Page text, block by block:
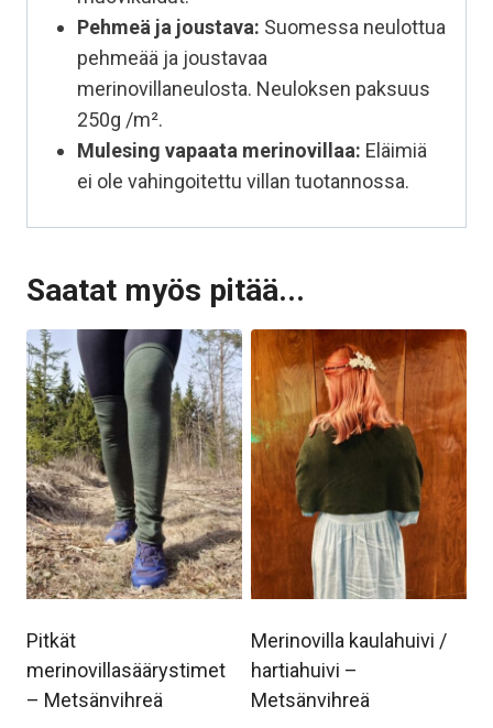
Pehmeä ja joustava: Suomessa neulottua
pehmeää ja joustavaa
merinovillaneulosta. Neuloksen paksuus
250g /m².
Mulesing vapaata merinovillaa: Eläimiä
ei ole vahingoitettu villan tuotannossa.
Saatat myös pitää...
Pitkät
merinovillasäärystimet
– Metsänvihreä
Merinovilla kaulahuivi /
hartiahuivi –
Metsänvihreä